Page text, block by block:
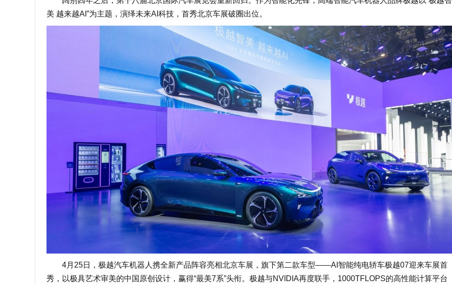
美 越来越AI”为主题，演绎未来AI科技，首秀北京车展破圈出位。
4月25日，极越汽车机器人携全新产品阵容亮相北京车展，旗下第二款车型——AI智能纯电轿车极越07迎来车展首
秀，以极具艺术审美的中国原创设计，赢得“最美7系”头衔。极越与NVIDIA再度联手，1000TFLOPS的高性能计算平台